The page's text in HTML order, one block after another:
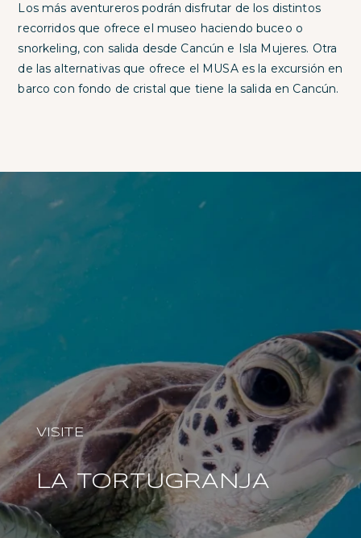
Los más aventureros podrán disfrutar de los distintos
recorridos que ofrece el museo haciendo buceo o
snorkeling, con salida desde Cancún e Isla Mujeres. Otra
de las alternativas que ofrece el MUSA es la excursión en
barco con fondo de cristal que tiene la salida en Cancún.
VISITE
LA TORTUGRANJA